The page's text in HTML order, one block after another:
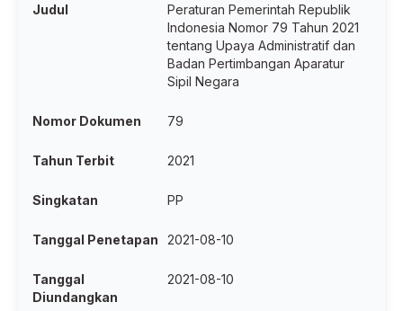
Judul
Peraturan Pemerintah Republik
Indonesia Nomor 79 Tahun 2021
tentang Upaya Administratif dan
Badan Pertimbangan Aparatur
Sipil Negara
Nomor Dokumen 79
Tahun Terbit 2021
Singkatan PP
Tanggal Penetapan 2021-08-10
Tanggal
Diundangkan
2021-08-10